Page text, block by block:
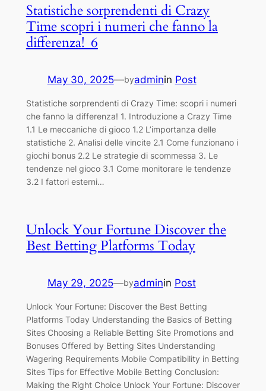
Statistiche sorprendenti di Crazy
Time scopri i numeri che fanno la
differenza!_6
May 30, 2025—byadminin Post
Statistiche sorprendenti di Crazy Time: scopri i numeri
che fanno la differenza! 1. Introduzione a Crazy Time
1.1 Le meccaniche di gioco 1.2 L’importanza delle
statistiche 2. Analisi delle vincite 2.1 Come funzionano i
giochi bonus 2.2 Le strategie di scommessa 3. Le
tendenze nel gioco 3.1 Come monitorare le tendenze
3.2 I fattori esterni…
Unlock Your Fortune Discover the
Best Betting Platforms Today
May 29, 2025—byadminin Post
Unlock Your Fortune: Discover the Best Betting
Platforms Today Understanding the Basics of Betting
Sites Choosing a Reliable Betting Site Promotions and
Bonuses Offered by Betting Sites Understanding
Wagering Requirements Mobile Compatibility in Betting
Sites Tips for Effective Mobile Betting Conclusion:
Making the Right Choice Unlock Your Fortune: Discover